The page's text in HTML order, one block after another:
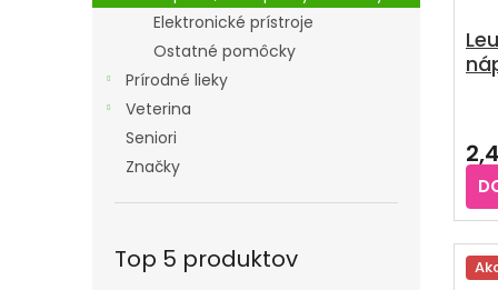
Elektronické prístroje
Ostatné pomôcky
Prírodné lieky
Veterina
Seniori
Značky
Top 5 produktov